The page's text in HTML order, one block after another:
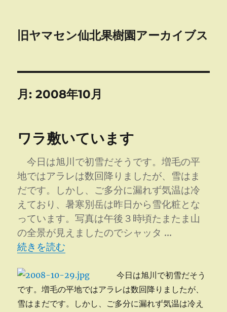
旧ヤマセン仙北果樹園アーカイブス
月:2008年10月
ワラ敷いています
今日は旭川で初雪だそうです。増毛の平
地ではアラレは数回降りましたが、雪はま
だです。しかし、ご多分に漏れず気温は冷
えており、暑寒別岳は昨日から雪化粧とな
っています。写真は午後３時頃たまたま山
の全景が見えましたのでシャッタ …
“ワラ敷いています” の
続きを読む
今日は旭川で初雪だそう
です。増毛の平地ではアラレは数回降りましたが、
雪はまだです。しかし、ご多分に漏れず気温は冷え